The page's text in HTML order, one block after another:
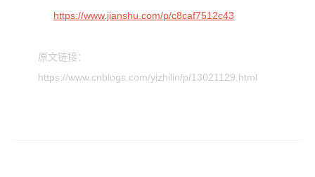
https://www.jianshu.com/p/c8caf7512c43
原文链接：
https://www.cnblogs.com/yizhilin/p/13021129.html